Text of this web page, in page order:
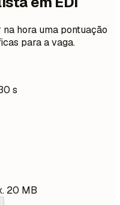
hora uma pontuação
para a vaga.
s
20 MB